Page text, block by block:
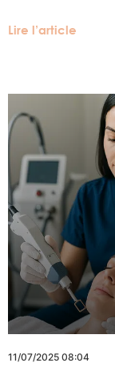
Lire l’article
11/07/2025 08:04